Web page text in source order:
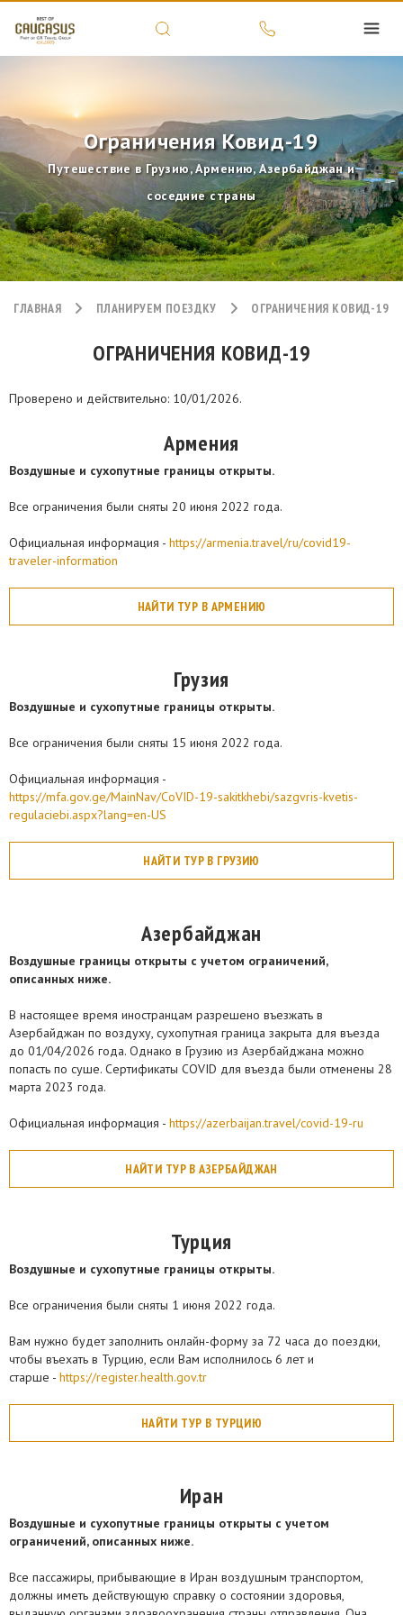
Ограничения Ковид-19
Путешествие в Грузию, Армению, Азербайджан и
соседние страны
ГЛАВНАЯ ПЛАНИРУЕМ ПОЕЗДКУ ОГРАНИЧЕНИЯ КОВИД-19
ОГРАНИЧЕНИЯ КОВИД-19
Проверено и действительно: 10/01/2026.
Армения
Воздушные и сухопутные границы открыты.
Все ограничения были сняты 20 июня 2022 года.
Официальная информация - https://armenia.travel/ru/covid19-
traveler-information
НАЙТИ ТУР В АРМЕНИЮ
Грузия
Воздушные и сухопутные границы открыты.
Все ограничения были сняты 15 июня 2022 года.
Официальная информация -
https://mfa.gov.ge/MainNav/CoVID-19-sakitkhebi/sazgvris-kvetis-
regulaciebi.aspx?lang=en-US
НАЙТИ ТУР В ГРУЗИЮ
Азербайджан
Воздушные границы открыты с учетом ограничений,
описанных ниже.
В настоящее время иностранцам разрешено въезжать в
Азербайджан по воздуху, сухопутная граница закрыта для въезда
до 01/04/2026 года. Однако в Грузию из Азербайджана можно
попасть по суше. Сертификаты COVID для въезда были отменены 28
марта 2023 года.
Официальная информация - https://azerbaijan.travel/covid-19-ru
НАЙТИ ТУР В АЗЕРБАЙДЖАН
Турция
Воздушные и сухопутные границы открыты.
Все ограничения были сняты 1 июня 2022 года.
Вам нужно будет заполнить онлайн-форму за 72 часа до поездки,
чтобы въехать в Турцию, если Вам исполнилось 6 лет и
старше - https://register.health.gov.tr
НАЙТИ ТУР В ТУРЦИЮ
Иран
Воздушные и сухопутные границы открыты с учетом
ограничений, описанных ниже.
Все пассажиры, прибывающие в Иран воздушным транспортом,
должны иметь действующую справку о состоянии здоровья,